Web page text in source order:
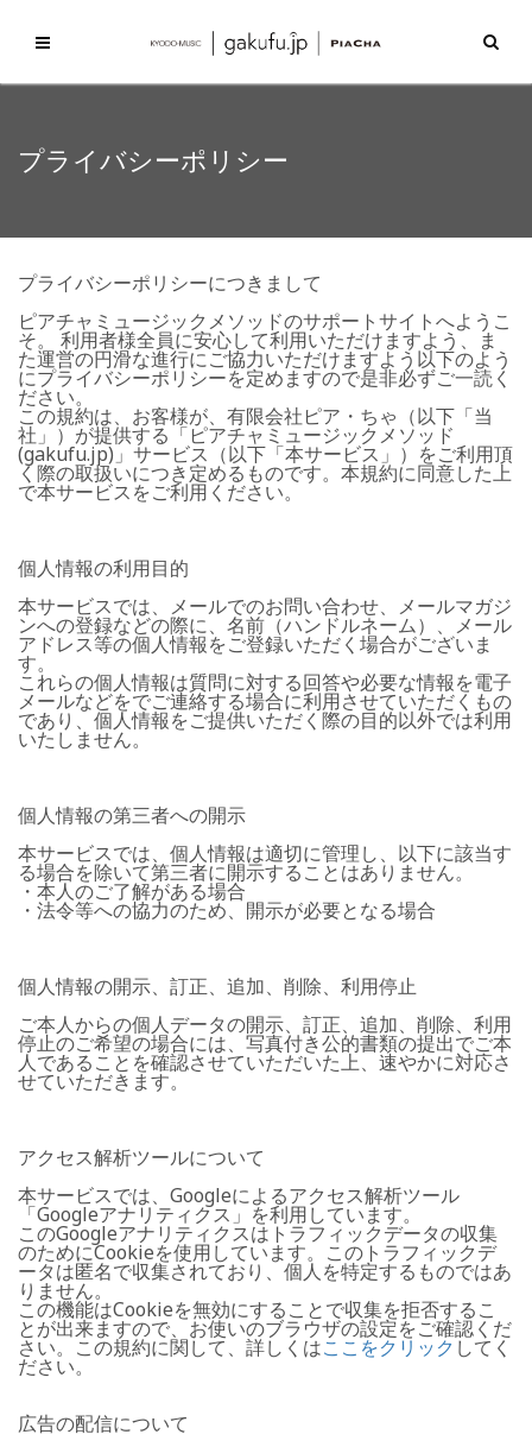
プライバシーポリシー
プライバシーポリシーにつきまして
ピアチャミュージックメソッドのサポートサイトへようこ
そ。 利用者様全員に安心して利用いただけますよう、ま
た運営の円滑な進行にご協力いただけますよう以下のよう
にプライバシーポリシーを定めますので是非必ずご一読く
ださい。
この規約は、お客様が、有限会社ピア・ちゃ（以下「当
社」）が提供する「ピアチャミュージックメソッド
(gakufu.jp)」サービス（以下「本サービス」）をご利用頂
く際の取扱いにつき定めるものです。本規約に同意した上
で本サービスをご利用ください。
個人情報の利用目的
本サービスでは、メールでのお問い合わせ、メールマガジ
ンへの登録などの際に、名前（ハンドルネーム）、メール
アドレス等の個人情報をご登録いただく場合がございま
す。
これらの個人情報は質問に対する回答や必要な情報を電子
メールなどをでご連絡する場合に利用させていただくもの
であり、個人情報をご提供いただく際の目的以外では利用
いたしません。
個人情報の第三者への開示
本サービスでは、個人情報は適切に管理し、以下に該当す
る場合を除いて第三者に開示することはありません。
・本人のご了解がある場合
・法令等への協力のため、開示が必要となる場合
個人情報の開示、訂正、追加、削除、利用停止
ご本人からの個人データの開示、訂正、追加、削除、利用
停止のご希望の場合には、写真付き公的書類の提出でご本
人であることを確認させていただいた上、速やかに対応さ
せていただきます。
アクセス解析ツールについて
本サービスでは、Googleによるアクセス解析ツール
「Googleアナリティクス」を利用しています。
このGoogleアナリティクスはトラフィックデータの収集
のためにCookieを使用しています。このトラフィックデ
ータは匿名で収集されており、個人を特定するものではあ
りません。
この機能はCookieを無効にすることで収集を拒否するこ
とが出来ますので、お使いのブラウザの設定をご確認くだ
さい。この規約に関して、詳しくはここをクリック してく
ださい。
広告の配信について